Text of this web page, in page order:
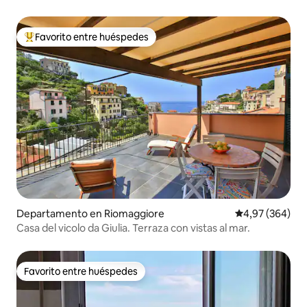
Favorito entre los huéspedes más destacados
Favorito entre huéspedes
Departamento en Riomaggiore Calificación
4,97 (364)
Casa del vicolo da Giulia. Terraza con vistas al mar.
Favorito entre huéspedes
Favorito entre huéspedes